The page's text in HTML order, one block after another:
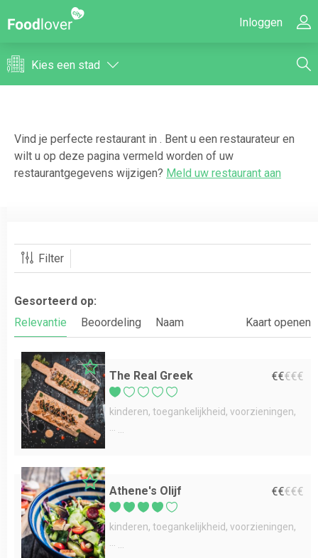
Inloggen
Kies een stad
Vind je perfecte restaurant in . Bent u een restaurateur en
wilt u op deze pagina vermeld worden of uw
restaurantgegevens wijzigen? Meld uw restaurant aan
Filter
Gesorteerd op:
Relevantie
Beoordeling Naam Kaart openen
The Real Greek €€€€€
kinderen toegankelijkheid voorzieningen
Athene's Olijf €€€€€
kinderen toegankelijkheid voorzieningen